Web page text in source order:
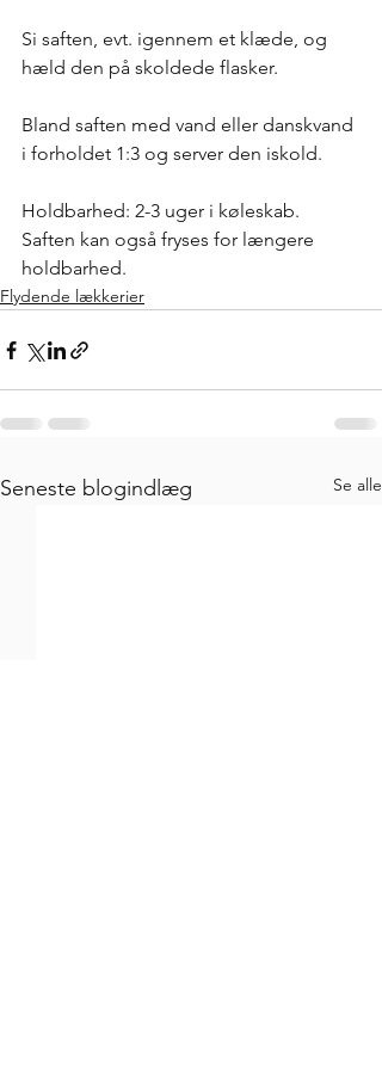
Si saften, evt. igennem et klæde, og
hæld den på skoldede flasker.
Bland saften med vand eller danskvand
i forholdet 1:3 og server den iskold.
Holdbarhed: 2-3 uger i køleskab.
Saften kan også fryses for længere
holdbarhed.
Flydende lækkerier
Seneste blogindlæg Se alle